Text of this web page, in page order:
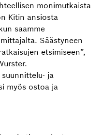
monimutkaista
Kitin ansiosta
saamme
Säästyneen
etsimiseen”,
ja
myös ostoa ja